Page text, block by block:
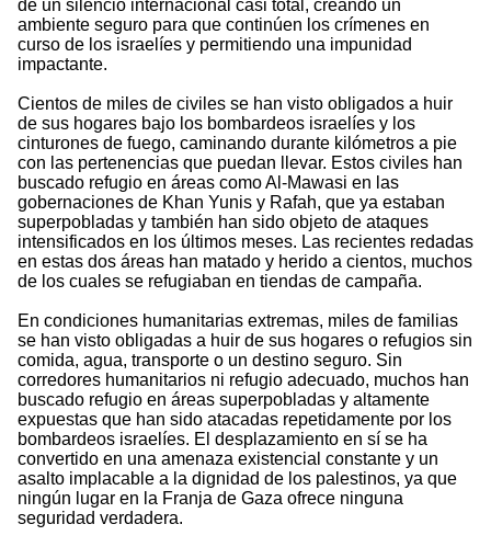
de un silencio internacional casi total, creando un
ambiente seguro para que continúen los crímenes en
curso de los israelíes y permitiendo una impunidad
impactante.
Cientos de miles de civiles se han visto obligados a huir
de sus hogares bajo los bombardeos israelíes y los
cinturones de fuego, caminando durante kilómetros a pie
con las pertenencias que puedan llevar. Estos civiles han
buscado refugio en áreas como Al-Mawasi en las
gobernaciones de Khan Yunis y Rafah, que ya estaban
superpobladas y también han sido objeto de ataques
intensificados en los últimos meses. Las recientes redadas
en estas dos áreas han matado y herido a cientos, muchos
de los cuales se refugiaban en tiendas de campaña.
En condiciones humanitarias extremas, miles de familias
se han visto obligadas a huir de sus hogares o refugios sin
comida, agua, transporte o un destino seguro. Sin
corredores humanitarios ni refugio adecuado, muchos han
buscado refugio en áreas superpobladas y altamente
expuestas que han sido atacadas repetidamente por los
bombardeos israelíes. El desplazamiento en sí se ha
convertido en una amenaza existencial constante y un
asalto implacable a la dignidad de los palestinos, ya que
ningún lugar en la Franja de Gaza ofrece ninguna
seguridad verdadera.